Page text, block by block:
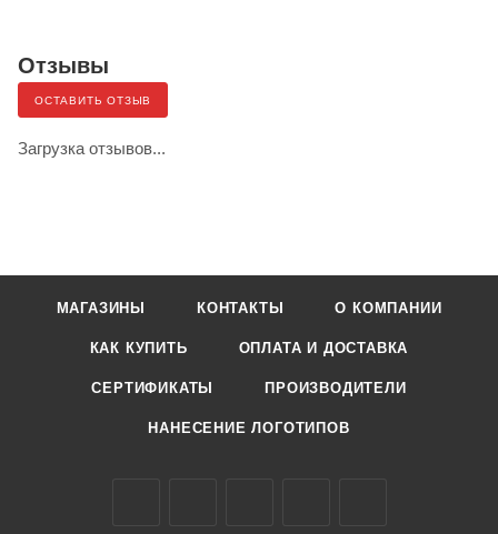
Отзывы
ОСТАВИТЬ ОТЗЫВ
Загрузка отзывов...
МАГАЗИНЫ КОНТАКТЫ О КОМПАНИИ
КАК КУПИТЬ ОПЛАТА И ДОСТАВКА
СЕРТИФИКАТЫ ПРОИЗВОДИТЕЛИ
НАНЕСЕНИЕ ЛОГОТИПОВ